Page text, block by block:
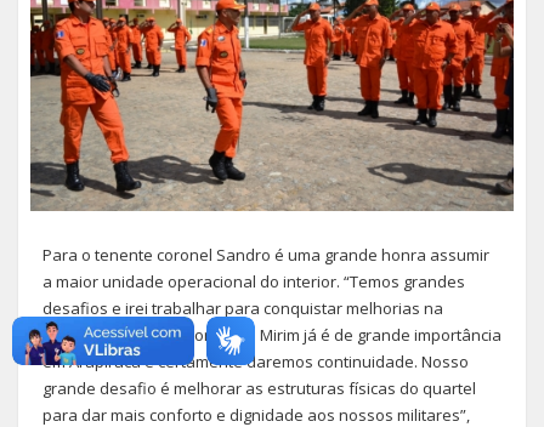
Para o tenente coronel Sandro é uma grande honra assumir
a maior unidade operacional do interior. “Temos grandes
desafios e irei trabalhar para conquistar melhorias na
unidade. O Projeto Bombeiro Mirim já é de grande importância
em Arapiraca e certamente daremos continuidade. Nosso
grande desafio é melhorar as estruturas físicas do quartel
para dar mais conforto e dignidade aos nossos militares”,